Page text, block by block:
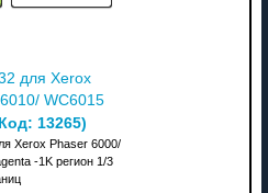
для Xerox
WC6015
13265)
Xerox Phaser 6000/
-1K регион 1/3